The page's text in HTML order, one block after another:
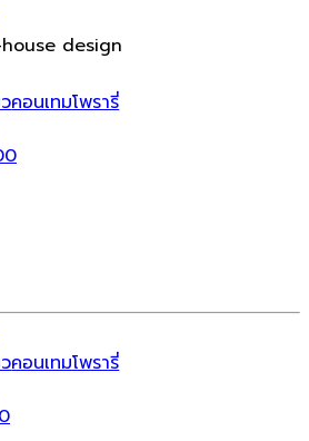
design
คอนเทมโพรารี่
คอนเทมโพรารี่